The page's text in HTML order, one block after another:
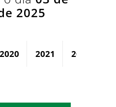
2025
2020 2021 2022